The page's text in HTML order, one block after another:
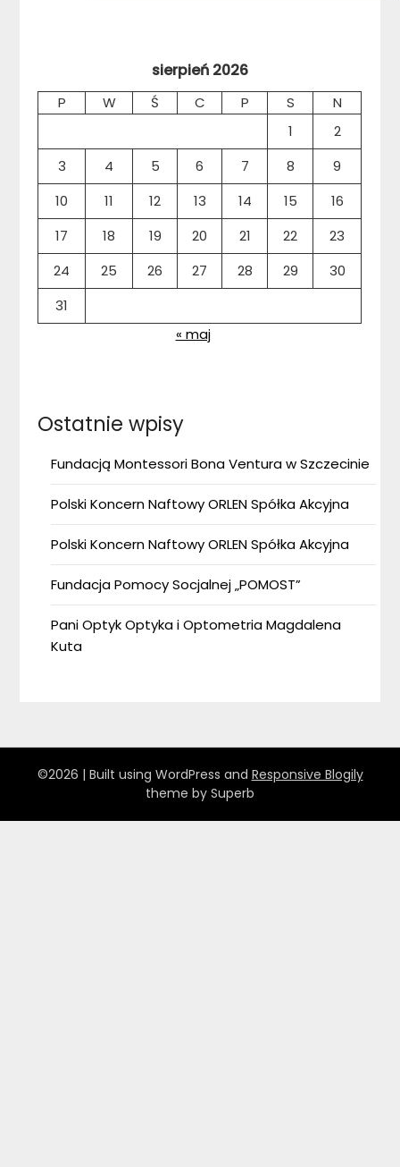
sierpień 2026
P W Ś C P S
N
1
2
3
4 5 6 7 8
9
10
11 12 13 14 15
16
17
18 19 20 21 22
23
24
25 26 27 28 29
30
31
« maj
Ostatnie wpisy
Fundacją Montessori Bona Ventura w Szczecinie
Polski Koncern Naftowy ORLEN Spółka Akcyjna
Polski Koncern Naftowy ORLEN Spółka Akcyjna
Fundacja Pomocy Socjalnej „POMOST”
Pani Optyk Optyka i Optometria Magdalena
Kuta
©2026 | Built using WordPress and Responsive Blogily
theme by Superb